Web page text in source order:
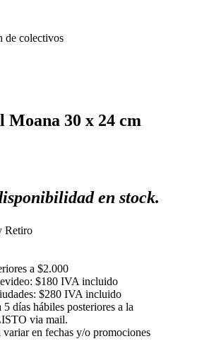
30 x 24 cm
en stock.
Retiro
a $2.000
$180 IVA incluido
$280 IVA incluido
días hábiles posteriores a la
via mail.
en fechas y/o promociones